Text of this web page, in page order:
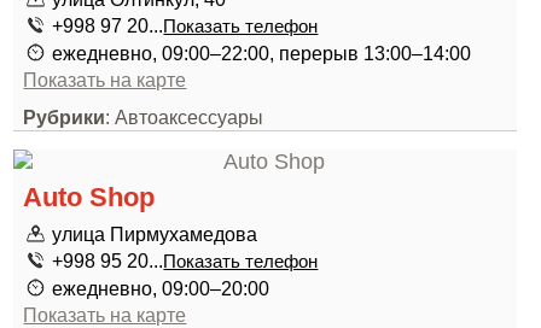
+998 97 20...Показать телефон
ежедневно, 09:00–22:00, перерыв 13:00–14:00
Показать на карте
Рубрики: Автоаксессуары
Auto Shop
улица Пирмухамедова
+998 95 20...Показать телефон
ежедневно, 09:00–20:00
Показать на карте